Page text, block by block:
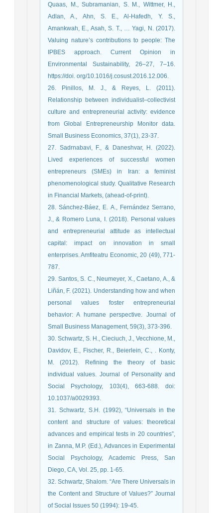
Quaas, M., Subramanian, S. M., Wittmer, H.,
Adlan, A., Ahn, S. E., Al-Hafedh, Y. S.,
Amankwah, E., Asah, S. T., … Yagi, N. (2017).
Valuing nature’s contributions to people: The
IPBES approach. Current Opinion in
Environmental Sustainability, 26–27, 7–16.
https://doi. org/10.1016/j.cosust.2016.12.006.
26. Pinillos, M. J., & Reyes, L. (2011).
Relationship between individualist–collectivist
culture and entrepreneurial activity: evidence
from Global Entrepreneurship Monitor data.
Small Business Economics, 37(1), 23-37.
27. Sadrnabavi, F., & Daneshvar, H. (2022).
Lived experiences of successful women
entrepreneurs (SMEs) in Iran: a feminist
phenomenological study. Qualitative Research
in Financial Markets, (ahead-of-print).
28. Sánchez-Báez, E. A., Fernández Serrano,
J., & Romero Luna, I. (2018). Personal values
and entrepreneurial attitude as intellectual
capital: impact on innovation in small
enterprises. Amfiteatru Economic, 20 (49), 771-
787.
29. Santos, S. C., Neumeyer, X., Caetano, A., &
Liñán, F. (2021). Understanding how and when
personal values foster entrepreneurial
behavior: A humane perspective. Journal of
Small Business Management, 59(3), 373-396.
30. Schwartz, S. H., Cieciuch, J., Vecchione, M.,
Davidov, E., Fischer, R., Beierlein, C., . Konty,
M. (2012). Refining the theory of basic
individual values. Journal of Personality and
Social Psychology, 103(4), 663-688. doi:
10.1037/a0029393.
31. Schwartz, S.H. (1992), “Universals in the
content and structure of values: theoretical
advances and empirical tests in 20 countries”,
in Zanna, M.P. (Ed.), Advances in Experimental
Social Psychology, Academic Press, San
Diego, CA, Vol. 25, pp. 1-65.
32. Schwartz, Shalom. “Are There Universals in
the Content and Structure of Values?” Journal
of Social Issues 50 (1994): 19-45.